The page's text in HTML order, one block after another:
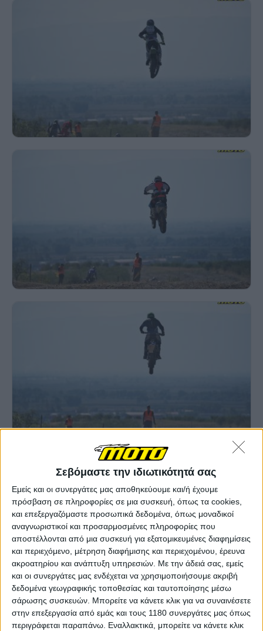
Σεβόμαστε την ιδιωτικότητά σας
Εμείς και οι συνεργάτες μας αποθηκεύουμε και/ή έχουμε
πρόσβαση σε πληροφορίες σε μια συσκευή, όπως τα cookies,
και επεξεργαζόμαστε προσωπικά δεδομένα, όπως μοναδικοί
αναγνωριστικοί και προσαρμοσμένες πληροφορίες που
αποστέλλονται από μια συσκευή για εξατομικευμένες διαφημίσεις
και περιεχόμενο, μέτρηση διαφήμισης και περιεχομένου, έρευνα
ακροατηρίου και ανάπτυξη υπηρεσιών. Με την άδειά σας, εμείς
και οι συνεργάτες μας ενδέχεται να χρησιμοποιήσουμε ακριβή
δεδομένα γεωγραφικής τοποθεσίας και ταυτοποίησης μέσω
σάρωσης συσκευών. Μπορείτε να κάνετε κλικ για να συναινέσετε
στην επεξεργασία από εμάς και τους 1180 συνεργάτες μας όπως
περιγράφεται παραπάνω. Εναλλακτικά, μπορείτε να κάνετε κλικ